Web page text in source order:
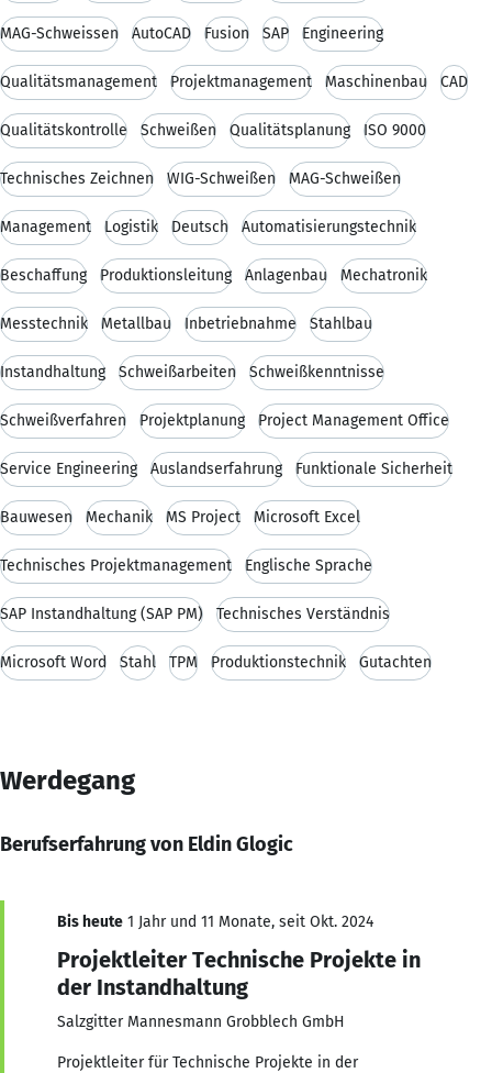
MAG-Schweissen AutoCAD Fusion SAP Engineering
Qualitätsmanagement Projektmanagement Maschinenbau CAD
Qualitätskontrolle Schweißen Qualitätsplanung ISO 9000
Technisches Zeichnen WIG-Schweißen MAG-Schweißen
Management Logistik Deutsch Automatisierungstechnik
Beschaffung Produktionsleitung Anlagenbau Mechatronik
Messtechnik Metallbau Inbetriebnahme Stahlbau
Instandhaltung Schweißarbeiten Schweißkenntnisse
Schweißverfahren Projektplanung Project Management Office
Service Engineering Auslandserfahrung Funktionale Sicherheit
Bauwesen Mechanik MS Project Microsoft Excel
Technisches Projektmanagement Englische Sprache
SAP Instandhaltung (SAP PM) Technisches Verständnis
Microsoft Word Stahl TPM Produktionstechnik Gutachten
Werdegang
Berufserfahrung von Eldin Glogic
Bis heute 1 Jahr und 11 Monate, seit Okt. 2024
Projektleiter Technische Projekte in
der Instandhaltung
Salzgitter Mannesmann Grobblech GmbH
Projektleiter für Technische Projekte in der